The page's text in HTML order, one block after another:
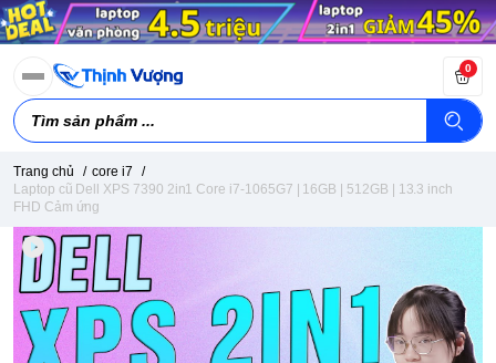
0
Trang chủ / core i7
/
Laptop cũ Dell XPS 7390 2in1 Core i7-1065G7 | 16GB | 512GB | 13.3 inch
FHD Cảm ứng